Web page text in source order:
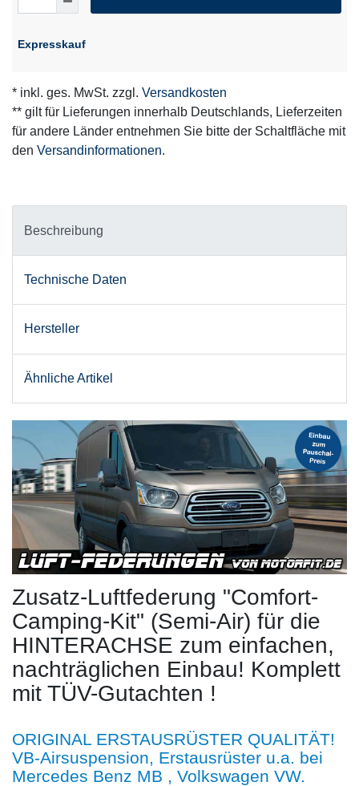
Expresskauf
* inkl. ges. MwSt. zzgl. Versandkosten
** gilt für Lieferungen innerhalb Deutschlands, Lieferzeiten
für andere Länder entnehmen Sie bitte der Schaltfläche mit
den Versandinformationen.
Beschreibung
Technische Daten
Hersteller
Ähnliche Artikel
Zusatz-Luftfederung "Comfort-
Camping-Kit" (Semi-Air) für die
HINTERACHSE zum einfachen,
nachträglichen Einbau! Komplett
mit TÜV-Gutachten !
ORIGINAL ERSTAUSRÜSTER QUALITÄT!
VB-Airsuspension, Erstausrüster u.a. bei
Mercedes Benz MB , Volkswagen VW.